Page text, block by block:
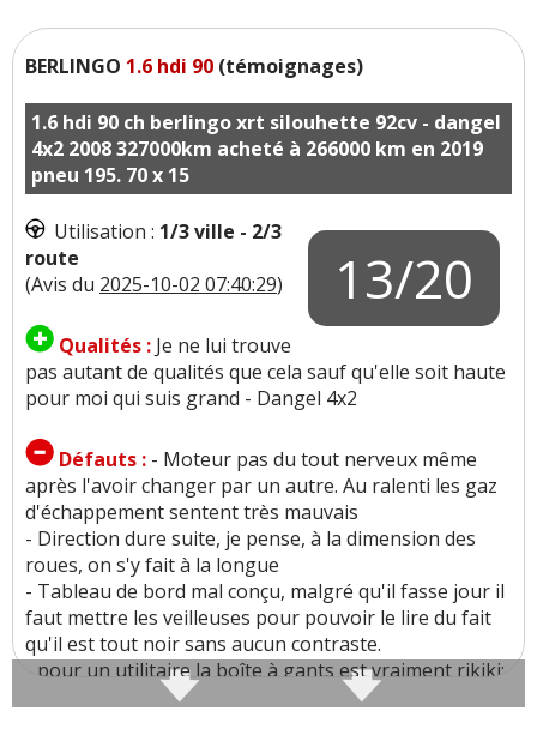
garage , pas avancée, puis une deuxième fois,
toujours pas avancée , une autre fois dans un autre
faut faire ? Cela fait 2 jours que j'essaie des nouvelles
voitures mais les sièges ne sont pas confortables
comme dans ma 308. Je suis désolée car ma voiture a
fonctionné parfaitement depuis 2009 et je l'adore. Les
voitures d'aujourd'hui sont bourrées d'électronique
pratique certes mais sujettes aux pannes et beaucoup
ont des sièges en forme bacquet pas confortables du
tout. Or je veux trouver une voiture confortable et
fiable. Sans compter que les prix même des occasions
sont exorbitants.
Note :
Commenter cet avis
(Votre post sera visible sous le commentaire
après validation et renouvellement du cache
de la page)
BERLINGO 1.6 hdi 90 (témoignages)
1.6 hdi 90 ch berlingo xrt silouhette 92cv - dangel
4x2 2008 327000km acheté à 266000 km en 2019
pneu 195. 70 x 15
13/20
Utilisation : 1/3 ville - 2/3
route
(Avis du 2025-10-02 07:40:29)
Qualités : Je ne lui trouve
pas autant de qualités que cela sauf qu'elle soit haute
pour moi qui suis grand - Dangel 4x2
Défauts : - Moteur pas du tout nerveux même
après l'avoir changer par un autre. Au ralenti les gaz
d'échappement sentent très mauvais
- Direction dure suite, je pense, à la dimension des
roues, on s'y fait à la longue
- Tableau de bord mal conçu, malgré qu'il fasse jour il
faut mettre les veilleuses pour pouvoir le lire du fait
qu'il est tout noir sans aucun contraste.
- pour un utilitaire la boîte à gants est vraiment rikiki:
un carnet, la boîte à ampoules et une autre bricole et